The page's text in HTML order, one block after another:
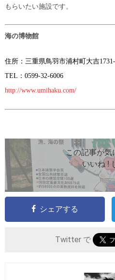
もらいたい施設です。
海の博物館
住所：三重県鳥羽市浦村町大吉
TEL：0599-32-6006
http://www.umihaku.com/
この記事が気
いいね !
シェアする
Twitter で